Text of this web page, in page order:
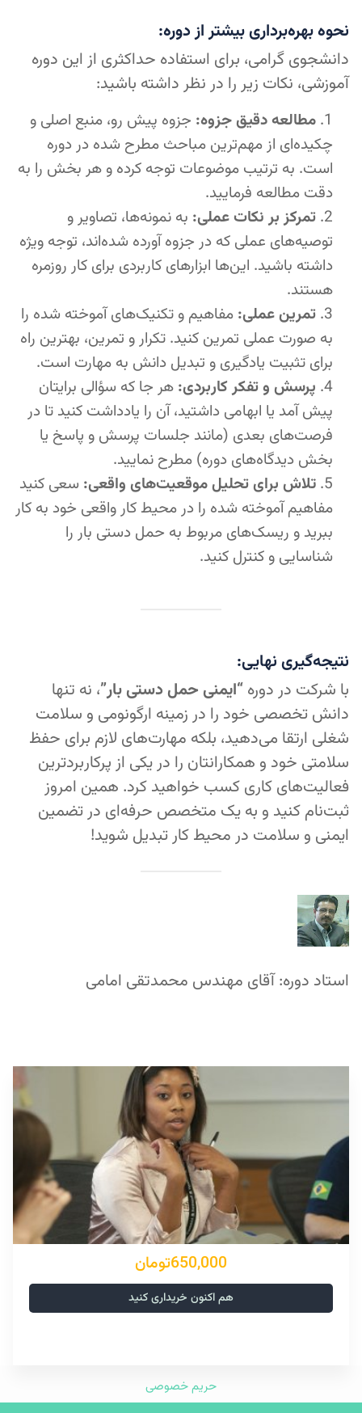
نحوه بهره‌برداری بیشتر از دوره:
دانشجوی گرامی، برای استفاده حداکثری از این دوره
آموزشی، نکات زیر را در نظر داشته باشید:
مطالعه دقیق جزوه: جزوه پیش رو، منبع اصلی و
چکیده‌ای از مهم‌ترین مباحث مطرح شده در دوره
است. به ترتیب موضوعات توجه کرده و هر بخش را به
دقت مطالعه فرمایید.
تمرکز بر نکات عملی: به نمونه‌ها، تصاویر و
توصیه‌های عملی که در جزوه آورده شده‌اند، توجه ویژه
داشته باشید. این‌ها ابزارهای کاربردی برای کار روزمره
هستند.
تمرین عملی: مفاهیم و تکنیک‌های آموخته شده را
به صورت عملی تمرین کنید. تکرار و تمرین، بهترین راه
برای تثبیت یادگیری و تبدیل دانش به مهارت است.
پرسش و تفکر کاربردی: هر جا که سؤالی برایتان
پیش آمد یا ابهامی داشتید، آن را یادداشت کنید تا در
فرصت‌های بعدی (مانند جلسات پرسش و پاسخ یا
بخش دیدگاه‌های دوره) مطرح نمایید.
تلاش برای تحلیل موقعیت‌های واقعی: سعی کنید
مفاهیم آموخته شده را در محیط کار واقعی خود به کار
ببرید و ریسک‌های مربوط به حمل دستی بار را
شناسایی و کنترل کنید.
نتیجه‌گیری نهایی:
با شرکت در دوره“ایمنی حمل دستی بار”، نه تنها
دانش تخصصی خود را در زمینه ارگونومی و سلامت
شغلی ارتقا می‌دهید، بلکه مهارت‌های لازم برای حفظ
سلامتی خود و همکارانتان را در یکی از پرکاربردترین
فعالیت‌های کاری کسب خواهید کرد. همین امروز
ثبت‌نام کنید و به یک متخصص حرفه‌ای در تضمین
ایمنی و سلامت در محیط کار تبدیل شوید!
استاد دوره: آقای مهندس محمدتقی امامی
650,000تومان
هم اکنون خریداری کنید
حریم خصوصی